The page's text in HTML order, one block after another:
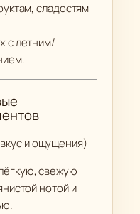
сладостям
с летним/
и ощущения)
свежую
нотой и